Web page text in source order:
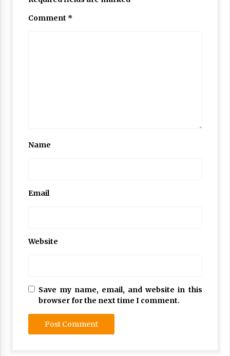
Comment *
Name
Email
Website
Save my name, email, and website in this
browser for the next time I comment.